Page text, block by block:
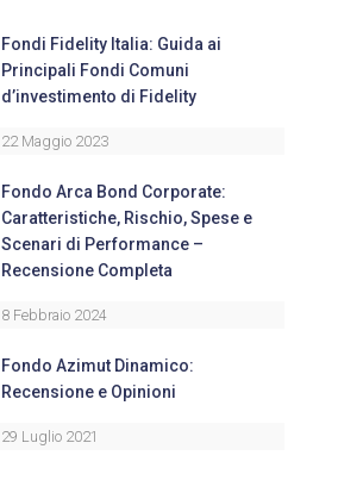
Fondi Fidelity Italia: Guida ai
Principali Fondi Comuni
d’investimento di Fidelity
22 Maggio 2023
Fondo Arca Bond Corporate:
Caratteristiche, Rischio, Spese e
Scenari di Performance –
Recensione Completa
8 Febbraio 2024
Fondo Azimut Dinamico:
Recensione e Opinioni
29 Luglio 2021